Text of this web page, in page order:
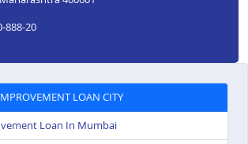
888-20
LOAN CITY
Loan In Mumbai